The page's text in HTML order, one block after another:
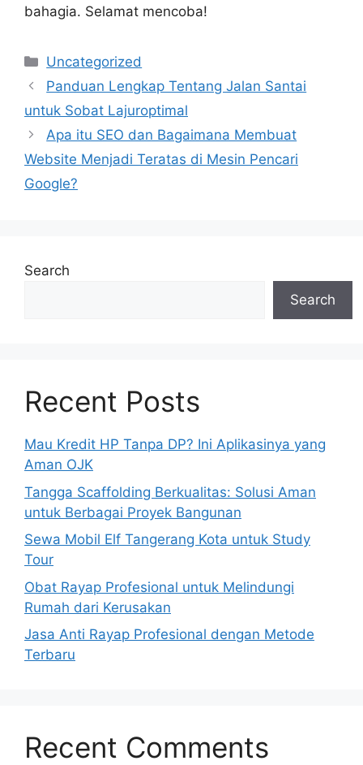
bahagia. Selamat mencoba!
Categories
Uncategorized
Panduan Lengkap Tentang Jalan Santai
untuk Sobat Lajuroptimal
Apa itu SEO dan Bagaimana Membuat
Website Menjadi Teratas di Mesin Pencari
Google?
Search
Search
Recent Posts
Mau Kredit HP Tanpa DP? Ini Aplikasinya yang
Aman OJK
Tangga Scaffolding Berkualitas: Solusi Aman
untuk Berbagai Proyek Bangunan
Sewa Mobil Elf Tangerang Kota untuk Study
Tour
Obat Rayap Profesional untuk Melindungi
Rumah dari Kerusakan
Jasa Anti Rayap Profesional dengan Metode
Terbaru
Recent Comments